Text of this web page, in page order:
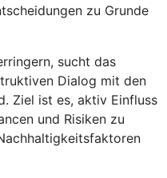
zu Grunde
sucht das
Dialog mit den
Ziel ist es, aktiv Einfluss
und Risiken zu